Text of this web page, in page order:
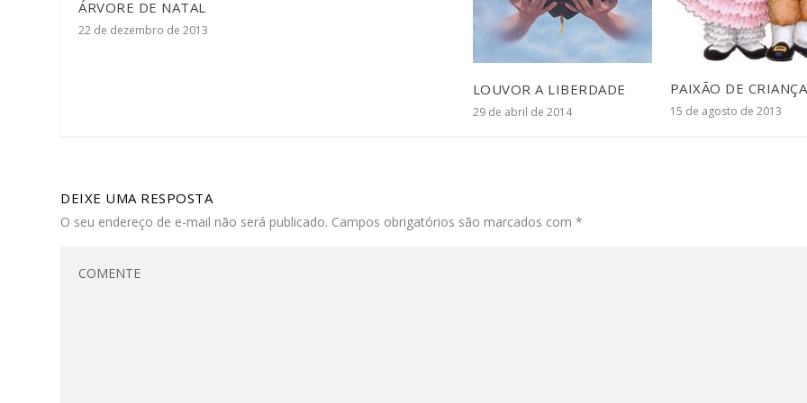
ÁRVORE DE NATAL
22 de dezembro de 2013
LOUVOR A LIBERDADE
29 de abril de 2014
PAIXÃO DE CRIANÇA
15 de agosto de 2013
DEIXE UMA RESPOSTA
O seu endereço de e-mail não será publicado. Campos obrigatórios são marcados com*